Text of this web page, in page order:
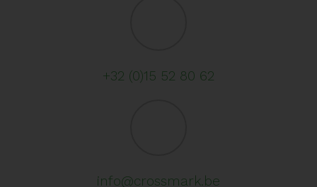
+32 (0)15 52 80 62
info@crossmark.be